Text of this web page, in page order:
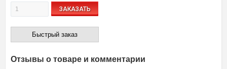
ЗАКАЗАТЬ
Быстрый заказ
Отзывы о товаре и комментарии